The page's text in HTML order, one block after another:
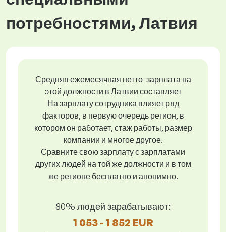
потребностями, Латвия
Средняя ежемесячная нетто-зарплата на
этой должности в Латвии составляет
На зарплату сотрудника влияет ряд
факторов, в первую очередь регион, в
котором он работает, стаж работы, размер
компании и многое другое.
Сравните свою зарплату с зарплатами
других людей на той же должности и в том
же регионе бесплатно и анонимно.
80% людей зарабатывают:
1 053 - 1 852 EUR